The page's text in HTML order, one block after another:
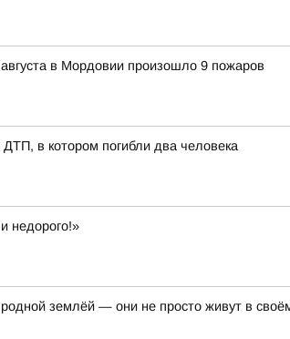
в Мордовии произошло 9 пожаров
в котором погибли два человека
недорого!»
землёй — они не просто живут в